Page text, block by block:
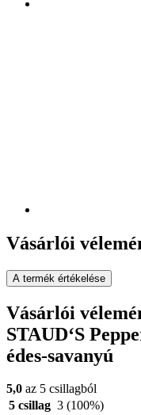
Vásárlói
A termék értékelése
Vásárlói
STAUD‘S
édes-savanyú
5,0 az 5 csillagból
5 csillag 3 (100%)